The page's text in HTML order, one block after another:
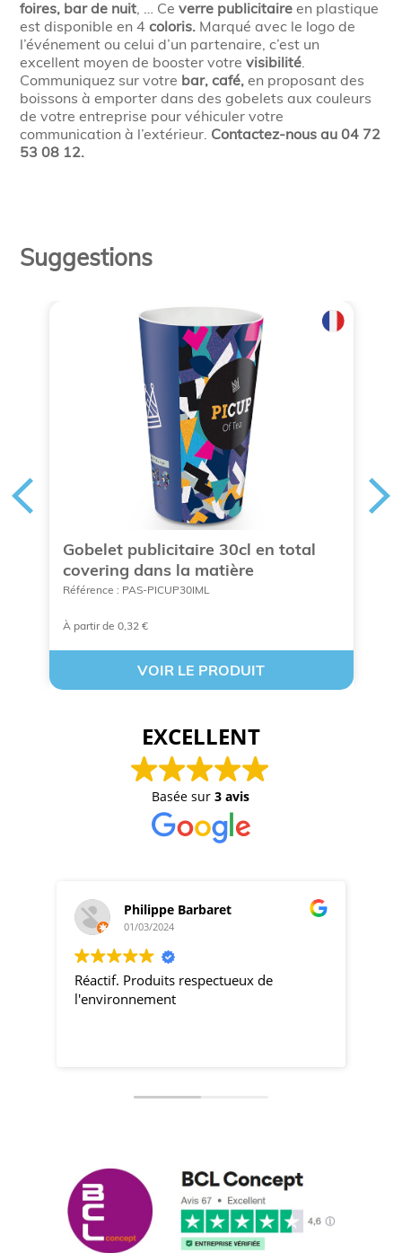
foires, bar de nuit, … Ceverre publicitaire en plastique
est disponible en 4 coloris. Marqué avec le logo de
l’événement ou celui d’un partenaire, c’est un
excellent moyen de booster votrevisibilité.
Communiquez sur votre bar, café, en proposant des
boissons à emporter dans des gobelets aux couleurs
de votre entreprise pour véhiculer votre
communication à l’extérieur. Contactez-nous au 04 72
53 08 12.
Suggestions
Gobelet publicitaire 30cl en total
covering dans la matière
Référence : PAS-PICUP30IML
À partir de 0,32 €
VOIR LE PRODUIT
EXCELLENT
Basée sur3 avis
Philippe Barbaret
01/03/2024
Réactif. Produits respectueux de
l'environnement